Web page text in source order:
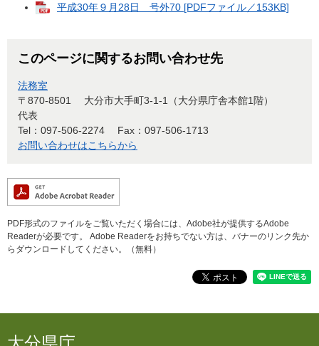
平成30年９月28日 号外70 [PDFファイル／153KB]
このページに関するお問い合わせ先
法務室
〒870-8501
大分市大手町3-1-1（大分県庁舎本館1階）
代表
Tel：097-506-2274
Fax：097-506-1713
お問い合わせはこちらから
PDF形式のファイルをご覧いただく場合には、Adobe社が提供するAdobe
Readerが必要です。
Adobe Readerをお持ちでない方は、バナーのリンク先か
らダウンロードしてください。（無料）